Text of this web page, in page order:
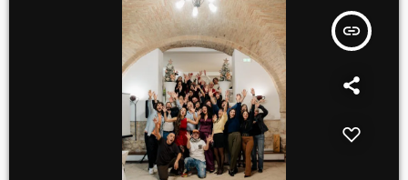
insert_link